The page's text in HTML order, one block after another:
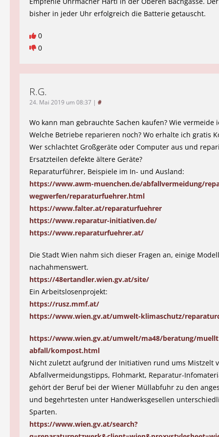
bisher in jeder Uhr erfolgreich die Batterie getauscht.
0
0
R.G.
24. Mai 2019 um 08:37 | #
Wo kann man gebrauchte Sachen kaufen? Wie vermeide
Welche Betriebe reparieren noch? Wo erhalte ich gratis
Wer schlachtet Großgeräte oder Computer aus und
Ersatzteilen defekte ältere Geräte?
Reparaturführer, Beispiele im In- und Ausland:
https://www.awm-muenchen.de/abfallvermeidung/
wegwerfen/reparaturfuehrer.html
https://www.falter.at/reparaturfuehrer
https://www.reparatur-initiativen.de/
https://www.reparaturfuehrer.at/
Die Stadt Wien nahm sich dieser Fragen an, einige
nachahmenswert.
https://48ertandler.wien.gv.at/site/
Ein Arbeitslosenprojekt:
https://rusz.mmf.at/
https://www.wien.gv.at/umwelt-klimaschutz/
https://www.wien.gv.at/umwelt/ma48/beratung/
abfall/kompost.html
Nicht zuletzt aufgrund der Initiativen rund ums Mistzelt
Abfallvermeidungstipps, Flohmarkt, Reparatur-
gehört der Beruf bei der Wiener Müllabfuhr zu den
und begehrtesten unter Handwerksgesellen
Sparten.
https://www.wien.gv.at/search?